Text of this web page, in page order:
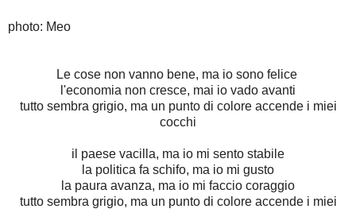
photo: Meo
Le cose non vanno bene, ma io sono felice
l'economia non cresce, mai io vado avanti
tutto sembra grigio, ma un punto di colore accende i miei
cocchi
il paese vacilla, ma io mi sento stabile
la politica fa schifo, ma io mi gusto
la paura avanza, ma io mi faccio coraggio
tutto sembra grigio, ma un punto di colore accende i miei